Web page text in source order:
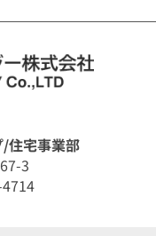
住宅事業部
3